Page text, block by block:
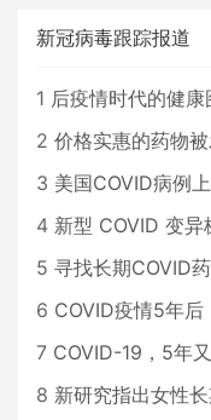
新冠病毒跟踪报道
1 后疫情时代的健康
2 价格实惠的药物
3 美国COVID病例
4 新型 COVID 变异株
5 寻找长期COVID
6 COVID疫情5年后，
7 COVID-19，5年
8 新研究指出女性长期